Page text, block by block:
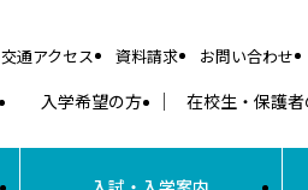
交通アクセス 資料請求 お問い合わせ
入学希望の方
在校生・保護